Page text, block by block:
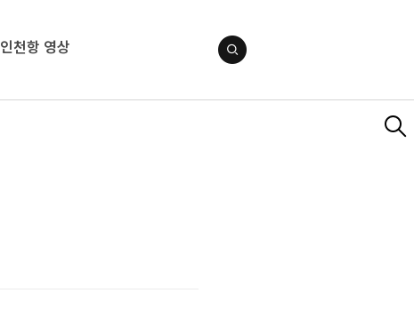
인천항 영상